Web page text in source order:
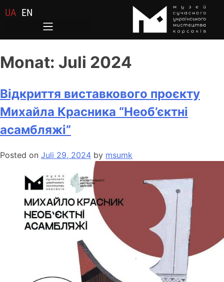
UA EN
Monat: Juli 2024
Відкриття виставкового проєкту
Михайла Красника “Необ’єктні
асамбляжі”
Posted on Juli 29, 2024 by msumk